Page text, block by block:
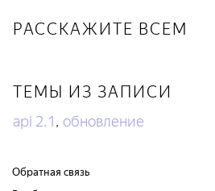
РАССКАЖИТЕ ВСЕМ
ТЕМЫ ИЗ ЗАПИСИ
api 2.1, обновление
Обратная связь